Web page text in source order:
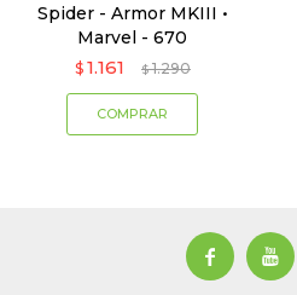
Spider - Armor MKIII •
Marvel - 670
$ 1.161 $ 1.290
 